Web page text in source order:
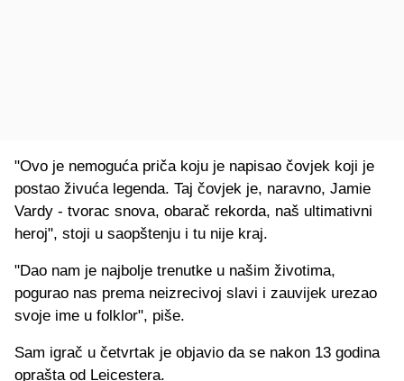
"Ovo je nemoguća priča koju je napisao čovjek koji je
postao živuća legenda. Taj čovjek je, naravno, Jamie
Vardy - tvorac snova, obarač rekorda, naš ultimativni
heroj", stoji u saopštenju i tu nije kraj.
"Dao nam je najbolje trenutke u našim životima,
pogurao nas prema neizrecivoj slavi i zauvijek urezao
svoje ime u folklor", piše.
Sam igrač u četvrtak je objavio da se nakon 13 godina
oprašta od Leicestera.